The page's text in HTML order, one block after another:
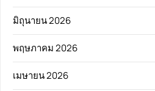
มิถุนายน 2026
พฤษภาคม 2026
เมษายน 2026